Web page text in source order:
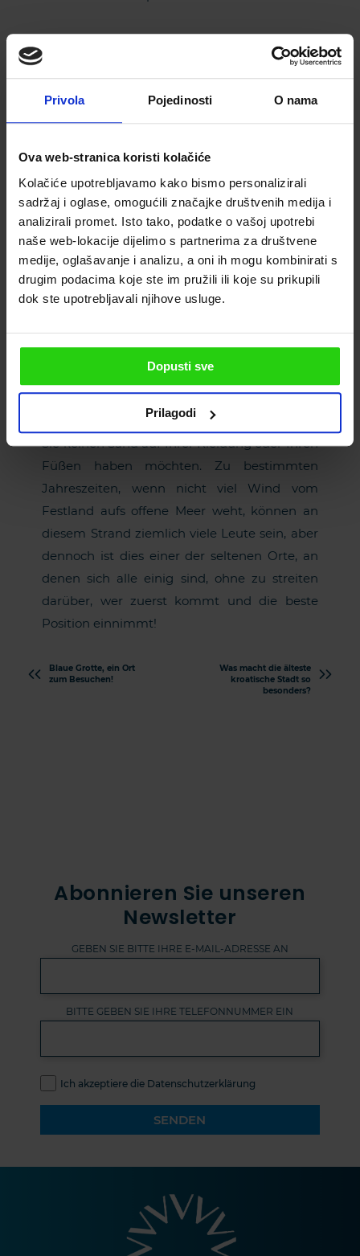
Privola Pojedinosti O nama
Ova web-stranica koristi kolačiće
Kolačiće upotrebljavamo kako bismo personalizirali
sadržaj i oglase, omogućili značajke društvenih medija i
analizirali promet. Isto tako, podatke o vašoj upotrebi
naše web-lokacije dijelimo s partnerima za društvene
medije, oglašavanje i analizu, a oni ih mogu kombinirati s
drugim podacima koje ste im pružili ili koje su prikupili
dok ste upotrebljavali njihove usluge.
Dopusti sve
Prilagodi
3. Dubovica Strand
Sandstrand ist breit und sauber, mit vielen
Bäumen, die Schatten spenden. Es gibt viele
Hotels und Restaurants in der Nähe des
Strandes von Dubovica, sodass Sie leicht
etwas essen oder trinken können, währen Sie
einen Tag am Strand genießen. Auch hier ist
es einfach, einen Parkplatz zu finden, der
Es gibt felsige Bereiche rund um den Strand
von Dubovica sowie Rasenflächen, auf denen
Sie sitzen und sich entspannen können, wenn
Sie keinen Sand auf Ihrer Kleidung oder Ihren
Füßen haben möchten. Zu bestimmten
Jahreszeiten, wenn nicht viel Wind vom
Festland aufs offene Meer weht, können an
diesem Strand ziemlich viele Leute sein, aber
dennoch ist dies einer der seltenen Orte, an
denen sich alle einig sind, ohne zu streiten
darüber, wer zuerst kommt und die beste
Position einnimmt!
Blaue Grotte, ein Ort
zum Besuchen!
Was macht die älteste
kroatische Stadt so
besonders?
Abonnieren Sie unseren
Newsletter
GEBEN SIE BITTE IHRE E-MAIL-ADRESSE AN
BITTE GEBEN SIE IHRE TELEFONNUMMER EIN
Ich akzeptiere die Datenschutzerklärung
SENDEN